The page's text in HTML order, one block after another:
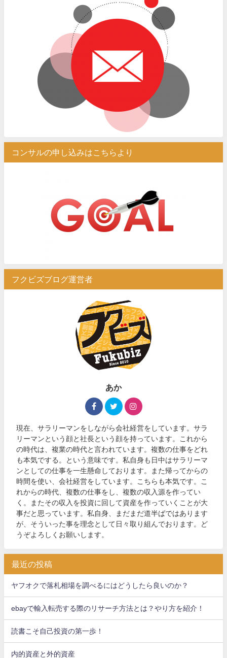
コンサルの申し込みはこちらより
フクビズブログ運営者
あか
現在、サラリーマンをしながら会社経営をしています。サラ
リーマンという顔と社長という顔を持っています。これから
の時代は、複業の時代と言われています。複数の仕事をどれ
も本気でする。という意味です。私自身も日中はサラリーマ
ンとしての仕事を一生懸命しております。また帰ってからの
時間を使い、会社経営をしています。こちらも本気です。こ
れからの時代、複数の仕事をし、複数の収入源を作ってい
く。またその収入を投資に回して資産を作っていくことが大
事だと思っています。私自身、まだまだ道半ばではあります
が、そういった事を理念として日々取り組んでおります。ど
うぞよろしくお願いします。
最近の投稿
ヤフオクで落札相場を調べるにはどうしたら良いのか？
ebayで輸入転売する際のリサーチ方法とは？やり方を紹介！
読書こそ自己投資の第一歩！
内的資産と外的資産